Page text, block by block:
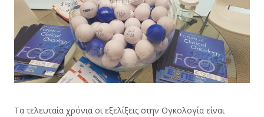
Τα τελευταία χρόνια οι εξελίξεις στην Ογκολογία είναι